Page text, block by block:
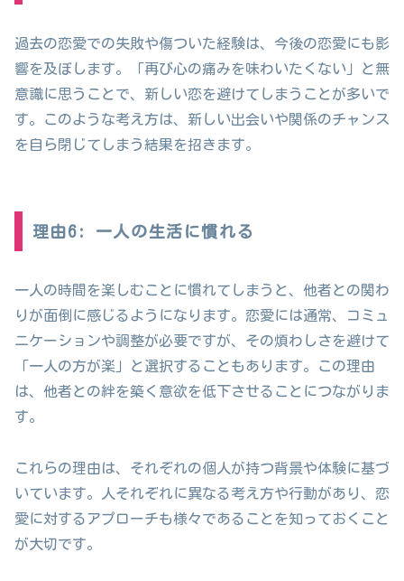
過去の恋愛での失敗や傷ついた経験は、今後の恋愛にも影
響を及ぼします。「再び心の痛みを味わいたくない」と無
意識に思うことで、新しい恋を避けてしまうことが多いで
す。このような考え方は、新しい出会いや関係のチャンス
を自ら閉じてしまう結果を招きます。
理由6: 一人の生活に慣れる
一人の時間を楽しむことに慣れてしまうと、他者との関わ
りが面倒に感じるようになります。恋愛には通常、コミュ
ニケーションや調整が必要ですが、その煩わしさを避けて
「一人の方が楽」と選択することもあります。この理由
は、他者との絆を築く意欲を低下させることにつながりま
す。
これらの理由は、それぞれの個人が持つ背景や体験に基づ
いています。人それぞれに異なる考え方や行動があり、恋
愛に対するアプローチも様々であることを知っておくこと
が大切です。